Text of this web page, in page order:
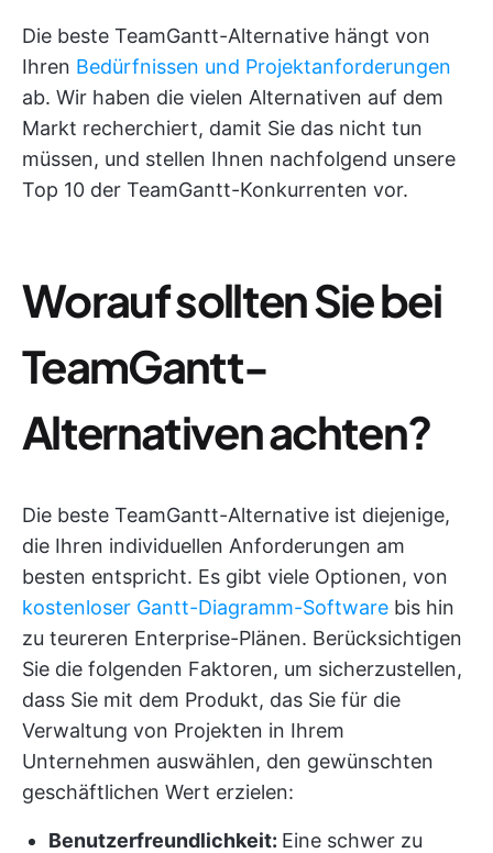
Die beste TeamGantt-Alternative hängt von
Ihren Bedürfnissen und Projektanforderungen
ab. Wir haben die vielen Alternativen auf dem
Markt recherchiert, damit Sie das nicht tun
müssen, und stellen Ihnen nachfolgend unsere
Top 10 der TeamGantt-Konkurrenten vor.
Worauf sollten Sie bei
TeamGantt-
Alternativen achten?
Die beste TeamGantt-Alternative ist diejenige,
die Ihren individuellen Anforderungen am
besten entspricht. Es gibt viele Optionen, von
kostenloser Gantt-Diagramm-Software bis hin
zu teureren Enterprise-Plänen. Berücksichtigen
Sie die folgenden Faktoren, um sicherzustellen,
dass Sie mit dem Produkt, das Sie für die
Verwaltung von Projekten in Ihrem
Unternehmen auswählen, den gewünschten
geschäftlichen Wert erzielen:
Benutzerfreundlichkeit: Eine schwer zu